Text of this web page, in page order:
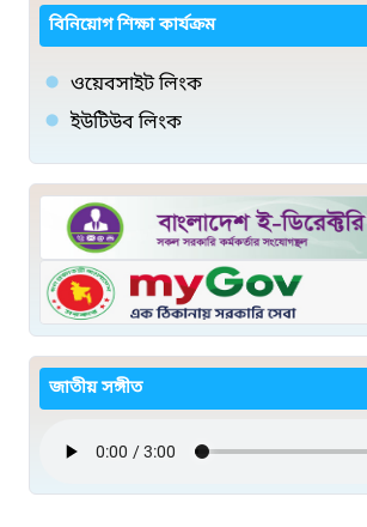
বিনিয়োগ শিক্ষা কার্যক্রম
ওয়েবসাইট লিংক
ইউটিউব লিংক
জাতীয় সঙ্গীত